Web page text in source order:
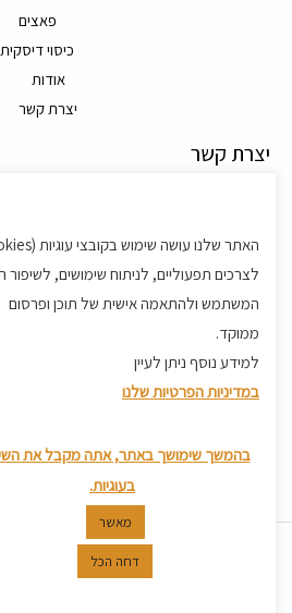
פאצים
כיסוי דיסקית
אודות
יצרת קשר
יצרת קשר
shvartz.order@gmail.com
תנאים ותקנון
מדיניות החזרת
כל הזכויות שמורות ל© 2026 שוורץ אמלחייה
לצרכים תפעוליים, לניתוח שימושים, לשיפור
המשתמש ולהתאמה אישית של תוכן ופרסום
ממוקד.
למידע נוסף ניתן לעיין
במדיניות הפרטיות שלנו
בהמשך שימושך באתר, אתה מקבל את
בעוגיות.
מאשר
דחה הכל